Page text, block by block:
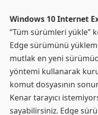
Windows 10 Internet
“Tüm sürümleri yükle”
Edge sürümünü
mutlak en yeni
yöntemi kullanarak
komut dosyasının
Kenar tarayıcı
sayabilirsiniz. Edge